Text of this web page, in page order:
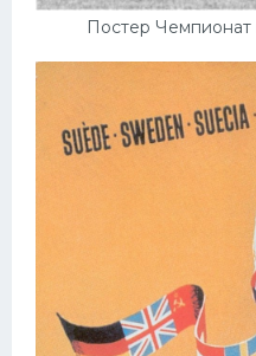
Постер Чемпионат